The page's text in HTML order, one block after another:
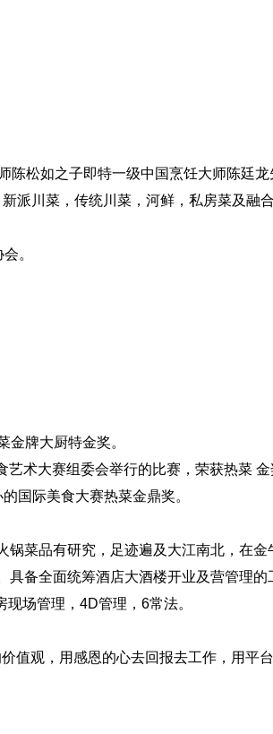
松如之子即特一级中国烹饪大师陈廷龙
派川菜，传统川菜，河鲜，私房菜及融合
。
牌大厨特金奖。
术大赛组委会举行的比赛，荣获热菜 金
国际美食大赛热菜金鼎奖。
锅菜品有研究，足迹遍及大江南北，在金
备全面统筹酒店大酒楼开业及营管理的
场管理，4D管理，6常法。
值观，用感恩的心去回报去工作，用平